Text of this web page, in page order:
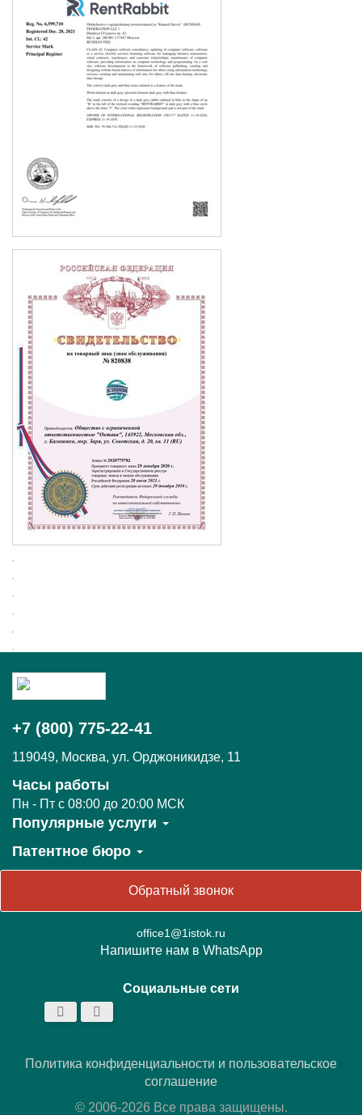
+7 (800) 775-22-41
119049, Москва, ул. Орджоникидзе, 11
Часы работы
Пн - Пт c 08:00 до 20:00 МСК
Популярные услуги
Патентное бюро
Обратный звонок
office1@1istok.ru
Напишите нам в WhatsApp
Социальные сети
Политика конфиденциальности и пользовательское
соглашение
© 2006-2026 Все права защищены.